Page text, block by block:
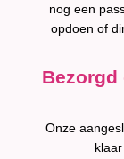
nog een
opdoen of
Onze